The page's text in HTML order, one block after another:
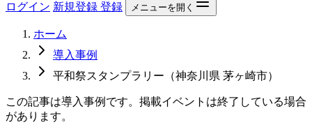
ログイン 新規登録 登録 メニューを開く
ホーム
導入事例
平和祭スタンプラリー（神奈川県 茅ヶ崎市）
この記事は導入事例です。掲載イベントは終了している場合
があります。